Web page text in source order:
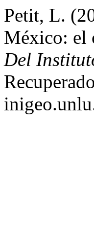
Petit, L.
México: el
Del